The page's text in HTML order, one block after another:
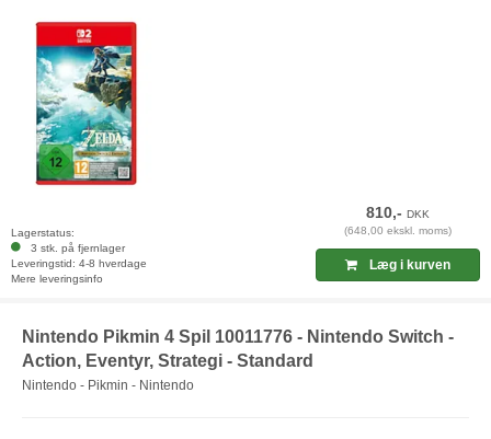
Lagerstatus:
3 stk. på fjernlager
Leveringstid: 4-8 hverdage
Mere leveringsinfo
810,-DKK
(648,00 ekskl. moms)
Læg i kurven
Nintendo Pikmin 4 Spil 10011776 - Nintendo Switch -
Action, Eventyr, Strategi - Standard
Nintendo - Pikmin - Nintendo